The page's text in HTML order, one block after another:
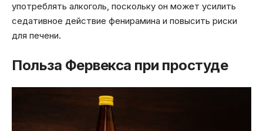
употреблять алкоголь, поскольку он может усилить
седативное действие фенирамина и повысить риски
для печени.
Польза Фервекса при простуде